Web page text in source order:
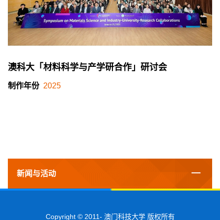
澳科大「材料科学与产学研合作」研讨会
制作年份 2025
新闻与活动
Copyright © 2011- 澳门科技大学 版权所有